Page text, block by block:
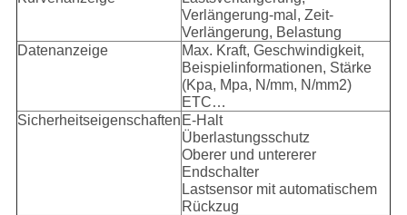
Verlängerung-mal, Zeit-
Verlängerung, Belastung
Datenanzeige
Max. Kraft, Geschwindigkeit,
Beispielinformationen, Stärke
(Kpa, Mpa, N/mm, N/mm2)
ETC…
Sicherheitseigenschaften E-Halt
Überlastungsschutz
Oberer und untererer
Endschalter
Lastsensor mit automatischem
Rückzug